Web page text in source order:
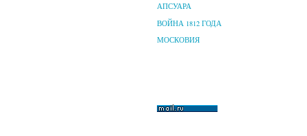
АПСУАРА
ВОЙНА 1812 ГОДА
МОСКОВИЯ